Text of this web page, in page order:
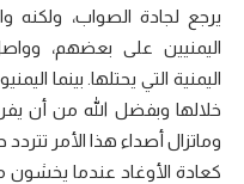
يرجع لجادة الصواب،
اليمنيين على بعضهم،
اليمنية التي يحتلها. بينما
خلالها وبفضل الله من أن
وماتزال أصداء هذا الأمر تتردد
كعادة الأوغاد عندما